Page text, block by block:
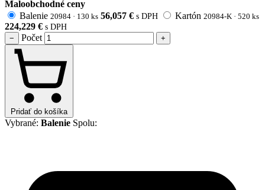
Maloobchodné ceny
Balenie 20984 · 130 ks 56,057 € s DPH Kartón 20984-K · 520 ks
224,229 € s DPH
−
Počet +
Pridať do košíka
Vybrané: Balenie Spolu: